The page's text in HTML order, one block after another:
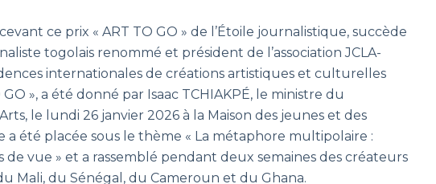
ce prix « ART TO GO » de l’Étoile journalistique, succède
togolais renommé et président de l’association JCLA-
internationales de créations artistiques et culturelles
», a été donné par Isaac TCHIAKPÉ, le ministre du
le lundi 26 janvier 2026 à la Maison des jeunes et des
a été placée sous le thème « La métaphore multipolaire :
vue » et a rassemblé pendant deux semaines des créateurs
Mali, du Sénégal, du Cameroun et du Ghana.